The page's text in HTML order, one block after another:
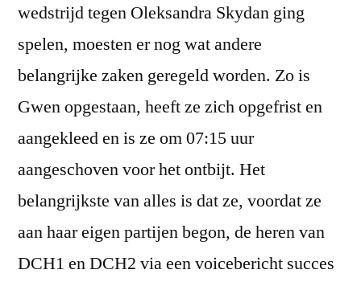
wedstrijd tegen Oleksandra Skydan ging
spelen, moesten er nog wat andere
belangrijke zaken geregeld worden. Zo is
Gwen opgestaan, heeft ze zich opgefrist en
aangekleed en is ze om 07:15 uur
aangeschoven voor het ontbijt. Het
belangrijkste van alles is dat ze, voordat ze
aan haar eigen partijen begon, de heren van
DCH1 en DCH2 via een voicebericht succes